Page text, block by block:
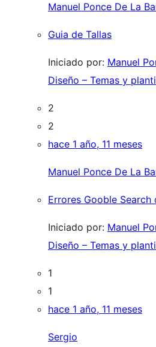
Manuel Ponce De La
Guia de Tallas
Iniciado por: Manuel
Diseño – Temas y
2
2
hace 1 año, 11 meses
Manuel Ponce De La
Errores Gooble Search
Iniciado por: Manuel
Diseño – Temas y
1
1
hace 1 año, 11 meses
Sergio